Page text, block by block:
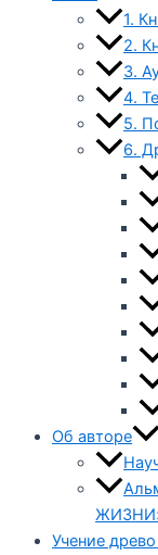
1.
2.
3.
4.
5.
6.
Об авторе
Учение